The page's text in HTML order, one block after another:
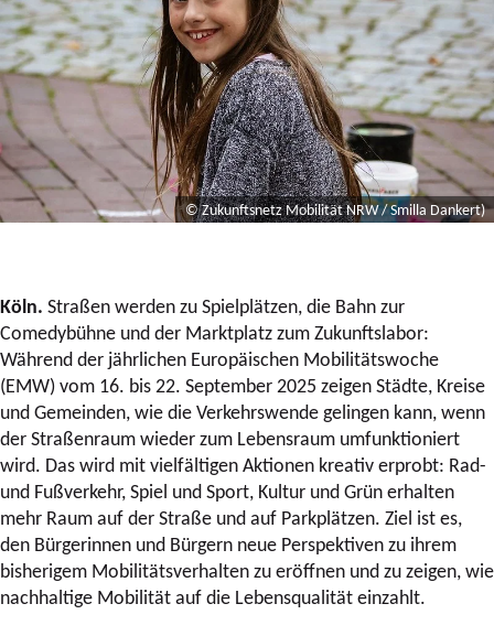
© Zukunftsnetz Mobilität NRW / Smilla Dankert)
Köln. Straßen werden zu Spielplätzen, die Bahn zur
Comedybühne und der Marktplatz zum Zukunftslabor:
Während der jährlichen Europäischen Mobilitätswoche
(EMW) vom 16. bis 22. September 2025 zeigen Städte, Kreise
und Gemeinden, wie die Verkehrswende gelingen kann, wenn
der Straßenraum wieder zum Lebensraum umfunktioniert
wird. Das wird mit vielfältigen Aktionen kreativ erprobt: Rad-
und Fußverkehr, Spiel und Sport, Kultur und Grün erhalten
mehr Raum auf der Straße und auf Parkplätzen. Ziel ist es,
den Bürgerinnen und Bürgern neue Perspektiven zu ihrem
bisherigem Mobilitätsverhalten zu eröffnen und zu zeigen, wie
nachhaltige Mobilität auf die Lebensqualität einzahlt.